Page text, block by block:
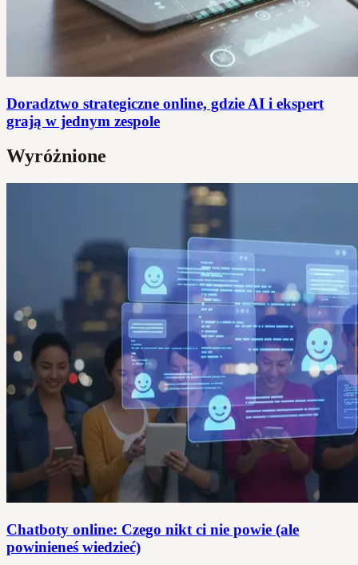
Doradztwo strategiczne online, gdzie AI i ekspert
grają w jednym zespole
Wyróżnione
Chatboty online: Czego nikt ci nie powie (ale
powinieneś wiedzieć)